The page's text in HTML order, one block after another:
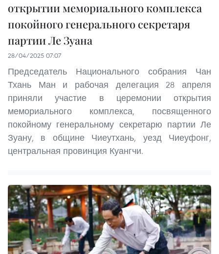
открытии мемориального комплекса
покойного генерального секретаря
партии Ле Зуана
28/04/2025 07:07
Председатель Национального собрания Чан
Тхань Ман и рабочая делегация 28 апреля
приняли участие в церемонии открытия
мемориального комплекса, посвященного
покойному генеральному секретарю партии Ле
Зуану, в общине Чиеутхань, уезд Чиеуфонг,
центральная провинция Куангчи.